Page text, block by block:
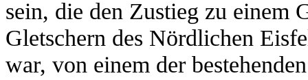
sein, die den Zustieg zu einem
Gletschern des Nördlichen
war, von einem der